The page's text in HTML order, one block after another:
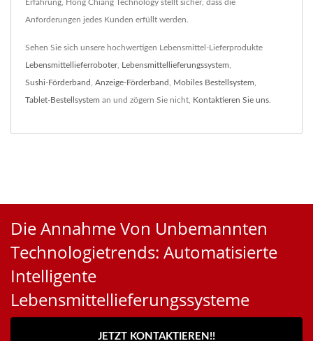
Erfahrung, Hong Chiang Technology stellt sicher, dass die
Anforderungen jedes Kunden erfüllt werden.
Sehen Sie sich unsere hochwertigen Lebensmittel-Lieferprodukte
Lebensmittellieferroboter, Lebensmittellieferungssystem
Sushi-Förderband Anzeige-Förderband Mobiles Bestellsystem
Tablet-Bestellsystem an und zögern Sie nicht, Kontaktieren Sie uns
Die Annahme Von Unbemannten
Technologietrends: Automatisierte
Intelligente
Lebensmittellieferungssysteme
JETZT KONTAKTIEREN!!